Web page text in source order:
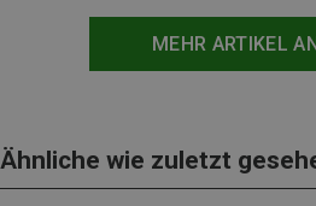
MEHR ARTIKEL
Ähnliche wie zuletzt